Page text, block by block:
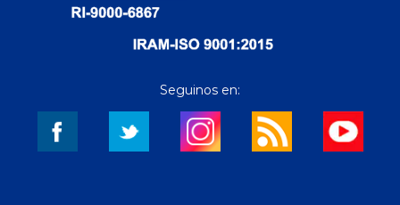
Seguinos en: